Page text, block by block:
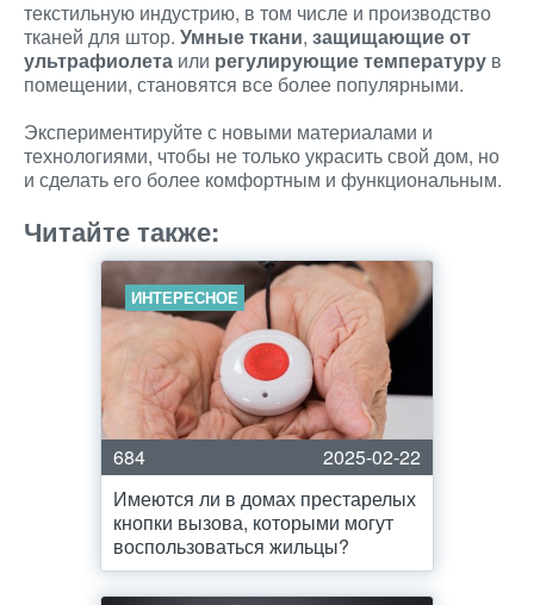
текстильную индустрию, в том числе и производство
тканей для штор. Умные ткани, защищающие от
ультрафиолета или регулирующие температуру в
помещении, становятся все более популярными.
Экспериментируйте с новыми материалами и
технологиями, чтобы не только украсить свой дом, но
и сделать его более комфортным и функциональным.
Читайте также:
ИНТЕРЕСНОЕ
684
2025-02-22
Имеются ли в домах престарелых
кнопки вызова, которыми могут
воспользоваться жильцы?